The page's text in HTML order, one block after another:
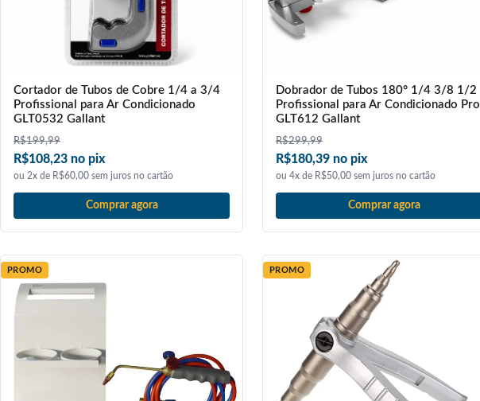
Cortador de Tubos de Cobre 1/4 a 3/4
Profissional para Ar Condicionado
GLT0532 Gallant
R$199,99
R$108,23 no pix
ou 2x de R$60,00 sem juros no cartão
Comprar agora
Dobrador de Tubos 180° 1/4 3/8 1/2
Profissional para Ar Condicionado Pro
GLT612 Gallant
R$299,99
R$180,39 no pix
ou 4x de R$50,00 sem juros no cartão
Comprar agora
PROMO PROMO